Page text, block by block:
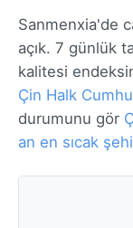
Sanmenxia'de
açık. 7 günlük
kalitesi
Çin Halk
durumunu gör
an en sıcak